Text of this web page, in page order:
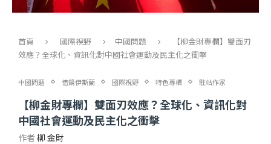
首頁 國際視野 中國問題
【柳金財專欄】雙面刃
效應？全球化、資訊化對中國社會運動及民主化之衝擊
中國問題 借鏡伊斯蘭 國際視野 特色專欄 駐站作家
【柳金財專欄】雙面刃效應？全球化、資訊化對
中國社會運動及民主化之衝擊
作者 柳 金財